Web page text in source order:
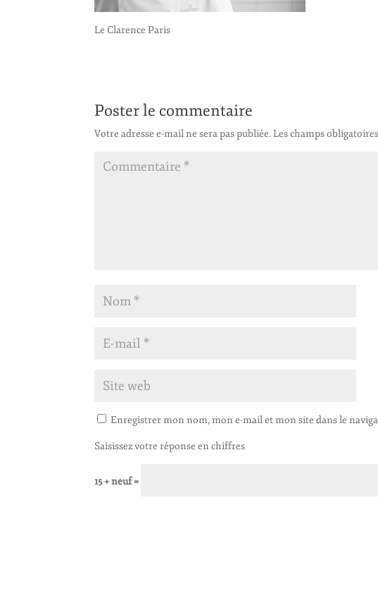
Le Clarence Paris
Poster le commentaire
Votre adresse e-mail ne sera pas publiée. Les champs
Enregistrer mon nom, mon e-mail et mon site dans le
Saisissez votre réponse en chiffres
15 + neuf =